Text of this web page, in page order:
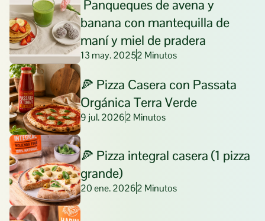
banana con mantequilla de
maní y miel de pradera
13 may. 20252 Minutos
🍕 Pizza Casera con Passata
Orgánica Terra Verde
9 jul. 20262 Minutos
🍕 Pizza integral casera (1 pizza
grande)
20 ene. 20262 Minutos